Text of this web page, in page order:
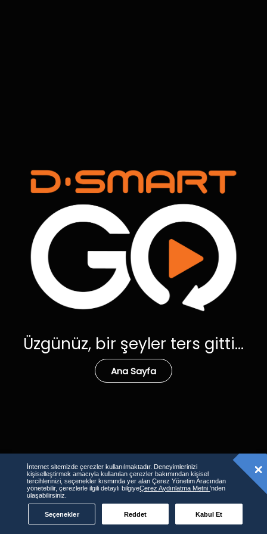
Üzgünüz, bir şeyler ters gitti...
Ana Sayfa
İnternet sitemizde çerezler kullanılmaktadır. Deneyimlerinizi
kişiselleştirmek amacıyla kullanılan çerezler bakımından kişisel
tercihlerinizi, seçenekler kısmında yer alan Çerez Yönetim Aracından
yönetebilir, çerezlerle ilgili detaylı bilgiyeÇerez Aydınlatma Metni’nden
ulaşabilirsiniz.
Seçenekler Reddet Kabul Et